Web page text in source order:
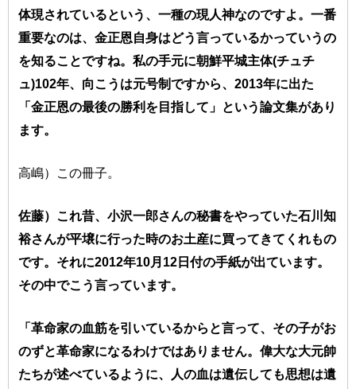
体現されているという、一種の現人神なのですよ。一番
重要なのは、金正恩自身はどう言っているかっていうの
を知ることですね。私の手元に朝鮮平城主体(チュチ
ュ)102年、向こうは元号制ですから、2013年に出た
「金正恩の最後の勝利を目指して」という論文集があり
ます。
高嶋）この冊子。
佐藤）これ昔、小沢一郎さんの秘書をやっていた石川知
裕さんが平壌に行った時のお土産に買ってきてくれもの
です。それに2012年10月12日付の手紙が出ています。
その中でこう言っています。
「革命家の血筋を引いているからと言って、その子がお
のずと革命家になるわけではありません。偉大な大元帥
たちが述べているように、人の血は遺伝しても思想は遺